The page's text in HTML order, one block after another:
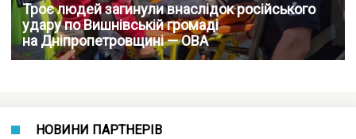
Троє людей загинули внаслідок російського
удару по Вишнівській громаді
на Дніпропетровщині — ОВА
НОВИНИ ПАРТНЕРІВ